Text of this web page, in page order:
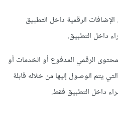
معلومات الدفع. يمكنك استخدام
API
الخارجية وتحديث حالة
يمكن شراء الإضافات الرقمية داخل التطبيق
داخل التطبيق.
الرقمي المدفوع أو الخدمات أو
يتم الوصول إليها من خلاله قابلة
داخل التطبيق فقط.